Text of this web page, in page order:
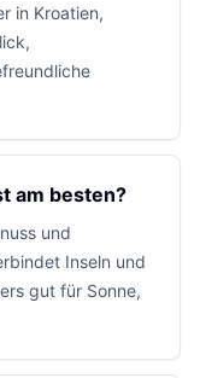
in Kroatien,
am besten?
und
Inseln und
gut für Sonne,